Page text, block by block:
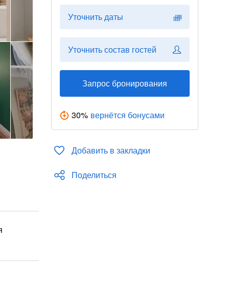
Уточнить даты
Уточнить состав гостей
Запрос бронирования
30% вернётся бонусами
Добавить в закладки
Поделиться